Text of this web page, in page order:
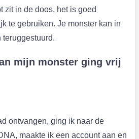
zit in de doos, het is goed
te gebruiken. Je monster kan in
mijn monster ging vrij
ontvangen, ging ik naar de
maakte ik een account aan en